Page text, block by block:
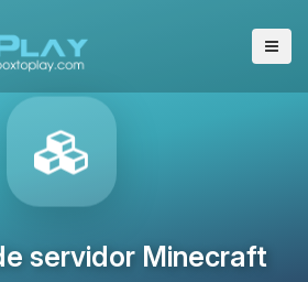
servidor Minecraft